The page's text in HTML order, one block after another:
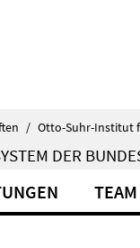
/ Otto-Suhr-Institut
DER
TEAM